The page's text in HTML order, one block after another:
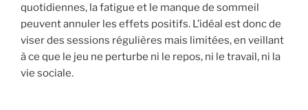
quotidiennes, la fatigue et le manque de sommeil
peuvent annuler les effets positifs. L’idéal est donc de
viser des sessions régulières mais limitées, en veillant
à ce que le jeu ne perturbe ni le repos, ni le travail, ni la
vie sociale.